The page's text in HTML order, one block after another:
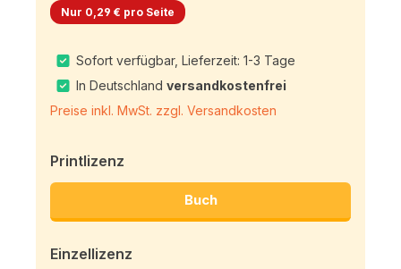
Nur 0,29 € pro Seite
Sofort verfügbar, Lieferzeit: 1-3 Tage
In Deutschlandversandkostenfrei
Preise inkl. MwSt. zzgl. Versandkosten
Printlizenz
Buch
Einzellizenz